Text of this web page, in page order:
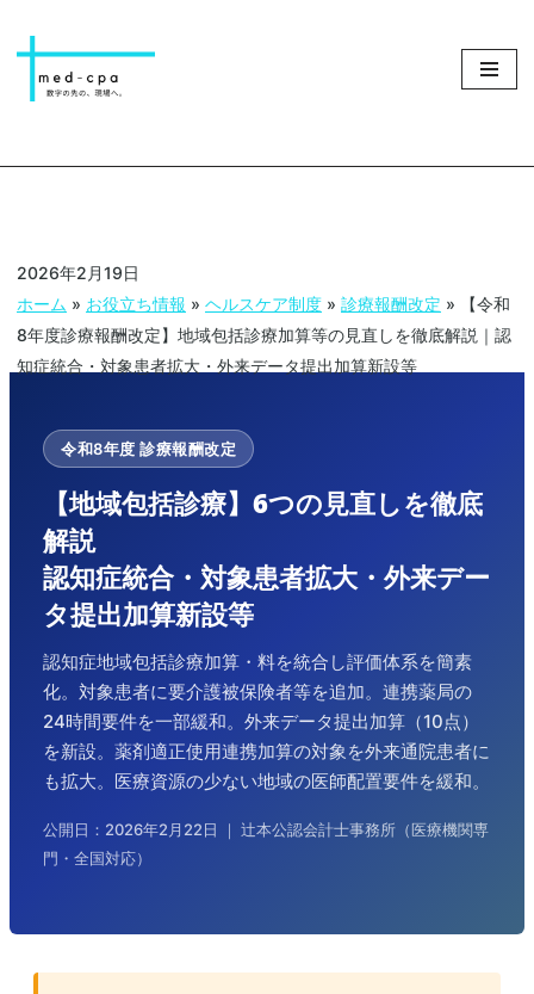
キ
ッ
プ
2026年2月19日
ホーム » お役立ち情報 » ヘルスケア制度 » 診療報酬改定 »
【令和
8年度診療報酬改定】地域包括診療加算等の見直しを徹底解説｜認
知症統合・対象患者拡大・外来データ提出加算新設等
令和8年度 診療報酬改定
【地域包括診療】6つの見直しを徹底
解説
認知症統合・対象患者拡大・外来デー
タ提出加算新設等
認知症地域包括診療加算・料を統合し評価体系を簡素
化。対象患者に要介護被保険者等を追加。連携薬局の
24時間要件を一部緩和。外来データ提出加算（10点）
を新設。薬剤適正使用連携加算の対象を外来通院患者に
も拡大。医療資源の少ない地域の医師配置要件を緩和。
公開日：2026年2月22日 ｜ 辻本公認会計士事務所（医療機関専
門・全国対応）